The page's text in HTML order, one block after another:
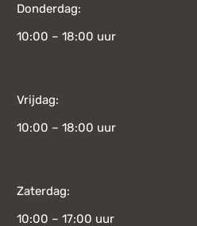
Donderdag:
10:00 – 18:00 uur
Vrijdag:
10:00 – 18:00 uur
Zaterdag:
10:00 – 17:00 uur